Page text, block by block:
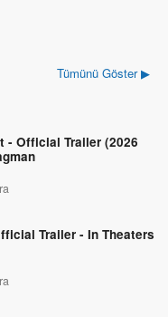
Tümünü Göster ▶
- Official Trailer (2026
Trailer - In Theaters